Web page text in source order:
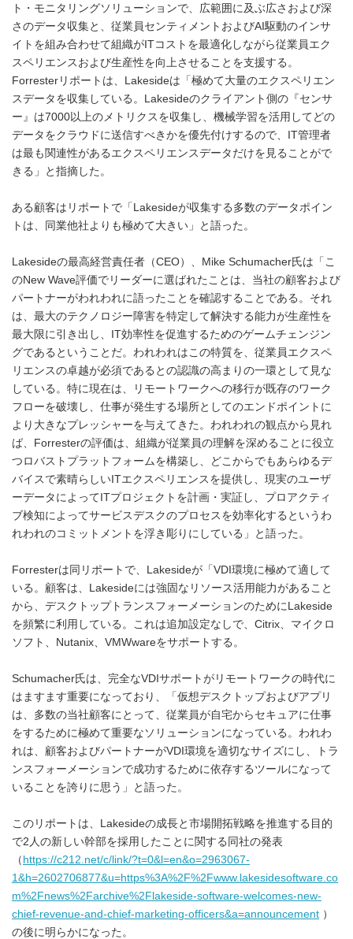
ト・モニタリングソリューションで、広範囲に及ぶ広さおよび深
さのデータ収集と、従業員センティメントおよびAI駆動のインサ
イトを組み合わせて組織がITコストを最適化しながら従業員エク
スペリエンスおよび生産性を向上させることを支援する。
Forresterリポートは、Lakesideは「極めて大量のエクスペリエン
スデータを収集している。Lakesideのクライアント側の『センサ
ー』は7000以上のメトリクスを収集し、機械学習を活用してどの
データをクラウドに送信すべきかを優先付けするので、IT管理者
は最も関連性があるエクスペリエンスデータだけを見ることがで
きる」と指摘した。
ある顧客はリポートで「Lakesideが収集する多数のデータポイン
トは、同業他社よりも極めて大きい」と語った。
Lakesideの最高経営責任者（CEO）、Mike Schumacher氏は「こ
のNew Wave評価でリーダーに選ばれたことは、当社の顧客および
パートナーがわれわれに語ったことを確認することである。それ
は、最大のテクノロジー障害を特定して解決する能力が生産性を
最大限に引き出し、IT効率性を促進するためのゲームチェンジン
グであるということだ。われわれはこの特質を、従業員エクスペ
リエンスの卓越が必須であるとの認識の高まりの一環として見な
している。特に現在は、リモートワークへの移行が既存のワーク
フローを破壊し、仕事が発生する場所としてのエンドポイントに
より大きなプレッシャーを与えてきた。われわれの観点から見れ
ば、Forresterの評価は、組織が従業員の理解を深めることに役立
つロバストプラットフォームを構築し、どこからでもあらゆるデ
バイスで素晴らしいITエクスペリエンスを提供し、現実のユーザ
ーデータによってITプロジェクトを計画・実証し、プロアクティ
ブ検知によってサービスデスクのプロセスを効率化するというわ
れわれのコミットメントを浮き彫りにしている」と語った。
Forresterは同リポートで、Lakesideが「VDI環境に極めて適して
いる。顧客は、Lakesideには強固なリソース活用能力があること
から、デスクトップトランスフォーメーションのためにLakeside
を頻繁に利用している。これは追加設定なしで、Citrix、マイクロ
ソフト、Nutanix、VMWwareをサポートする。
Schumacher氏は、完全なVDIサポートがリモートワークの時代に
はますます重要になっており、「仮想デスクトップおよびアプリ
は、多数の当社顧客にとって、従業員が自宅からセキュアに仕事
をするために極めて重要なソリューションになっている。われわ
れは、顧客およびパートナーがVDI環境を適切なサイズにし、トラ
ンスフォーメーションで成功するために依存するツールになって
いることを誇りに思う」と語った。
このリポートは、Lakesideの成長と市場開拓戦略を推進する目的
で2人の新しい幹部を採用したことに関する同社の発表
（ https://c212.net/c/link/?t=0&l=en&o=2963067-
1&h=2602706877&u=https%3A%2F%2Fwww.lakesidesoftware.co
m%2Fnews%2Farchive%2Flakeside-software-welcomes-new-
chief-revenue-and-chief-marketing-officers&a=announcement ）
の後に明らかになった。